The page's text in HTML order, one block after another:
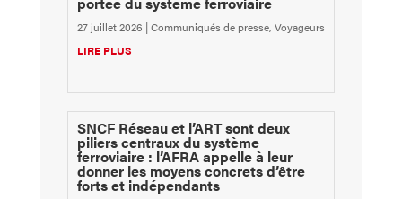
27 juillet 2026 |Communiqués de presse, Voyageurs
LIRE PLUS
SNCF Réseau et l’ART sont deux
piliers centraux du système
ferroviaire : l’AFRA appelle à leur
donner les moyens concrets d’être
forts et indépendants